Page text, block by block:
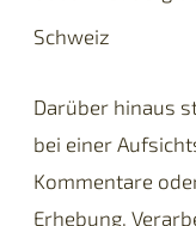
Schweiz
Darüber hinaus
bei einer
Kommentare
Erhebung,